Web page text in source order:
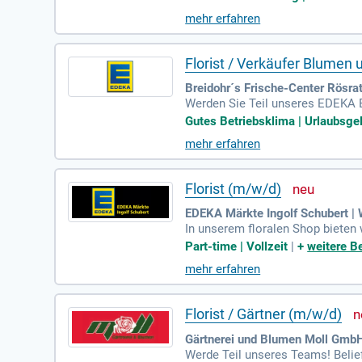
alle Anforderungen erfüllen
tergründe herzlich willkommen,
mehr erfahren
Florist / Verkäufer Blumen
Breidohr´s Frische-Center
Werden Sie Teil unseres
e unsere Kunden bei der
kaufsraum kreativ und setzen
eren Sie einzigartige
(m/w/d). Bewerben Sie sich
Gutes Betriebsklima |
mehr erfahren
Florist (m/w/d)
EDEKA Märkte Ingolf Schubert |
In unserem floralen Shop
tst du unsere Kunden
Kundenwunsch her.
enden und im Schichtbetrieb
Part-time | Vollzeit |+weitere
mehr erfahren
Florist / Gärtner (m/w/d)
Gärtnerei und Blumen Moll
Werde Teil unseres Teams!